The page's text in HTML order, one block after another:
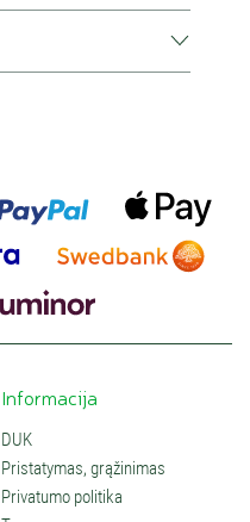
Informacija
DUK
Pristatymas, grąžinimas
Privatumo politika